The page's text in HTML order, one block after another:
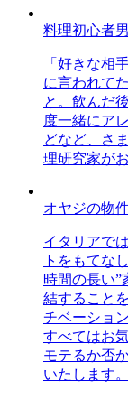
料理初心者
「好きな相
に言われて
と。飲んだ
度一緒にア
どなど、さ
理研究家が
オヤジの物
イタリアで
トをもてな
時間の長い”
結すること
チベーショ
すべてはお
モテるか否
いたします。